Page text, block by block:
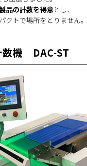
品の計数を得意とし、
クトで場所をとりません。
数機 DAC-ST